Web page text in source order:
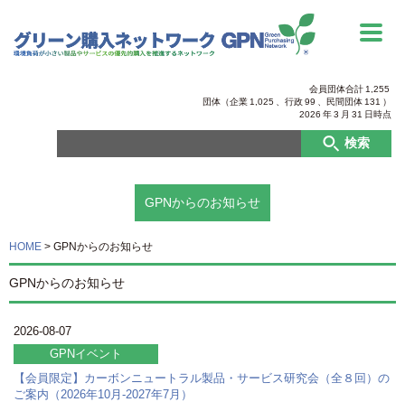
会員団体合計 1,255
団体（企業 1,025 、行政99 民間団体 131 ）
2026 年3 月 31 日時点
検索
GPNからのお知らせ
HOME > GPNからのお知らせ
GPNからのお知らせ
2026-08-07
GPNイベント
【会員限定】カーボンニュートラル製品・サービス研究会（全８回）の
ご案内（2026年10月-2027年7月）